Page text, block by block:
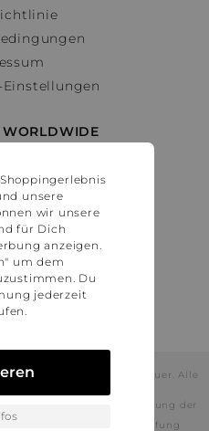
WORLDWIDE
States
gesetzlichen Mehrwertsteuer. Alle
Rabatte, die durch die Nutzung der
Partner voraussichtlich
führt keine vollständige Prüfung
unsere
wir unsere
für Dich
anzeigen.
um dem
Du
jederzeit